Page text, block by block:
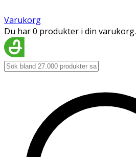
Varukorg
Du har 0 produkter i din varukorg.